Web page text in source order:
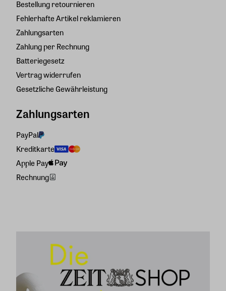
Bestellung retournieren
Fehlerhafte Artikel reklamieren
Zahlungsarten
Zahlung per Rechnung
Batteriegesetz
Vertrag widerrufen
Gesetzliche Gewährleistung
Zahlungsarten
PayPal
Kreditkarte
Apple Pay
Rechnung